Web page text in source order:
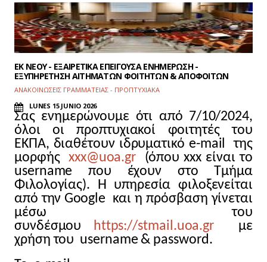
ΕΚ ΝΕΟΥ - ΕΞΑΙΡΕΤΙΚΑ ΕΠΕΙΓΟΥΣΑ ΕΝΗΜΕΡΩΣΗ -
ΕΞΥΠΗΡΕΤΗΣΗ ΑΙΤΗΜΑΤΩΝ ΦΟΙΤΗΤΩΝ & ΑΠΟΦΟΙΤΩΝ
ΑΝΑΚΟΙΝΩΣΕΙΣ ΓΡΑΜΜΑΤΕΙΑΣ - ΠΡΟΠΤΥΧΙΑΚΑ
LUNES 15 JUNIO 2026
Σας ενημερώνουμε ότι από 7/10/2024,
όλοι οι προπτυχιακοί φοιτητές του
ΕΚΠΑ, διαθέτουν ιδρυματικό e-mail της
μορφής xxx@uoa.gr (όπου xxx είναι το
username που έχουν στο Τμήμα
Φιλολογίας). Η υπηρεσία φιλοξενείται
από την Google και η πρόσβαση γίνεται
μέσω του
συνδέσμου https://stmail.uoa.gr με
χρήση του username & password.